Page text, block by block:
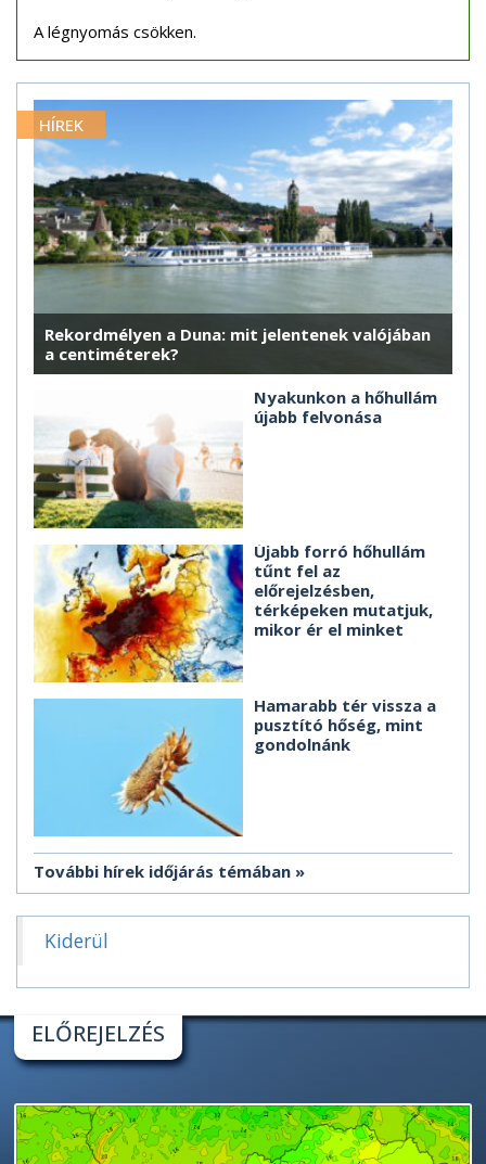
A légnyomás csökken.
HÍREK
Rekordmélyen a Duna: mit jelentenek valójában
a centiméterek?
Nyakunkon a hőhullám
újabb felvonása
Újabb forró hőhullám
tűnt fel az
előrejelzésben,
térképeken mutatjuk,
mikor ér el minket
Hamarabb tér vissza a
pusztító hőség, mint
gondolnánk
További hírek időjárás témában
Kiderül
ELŐREJELZÉS